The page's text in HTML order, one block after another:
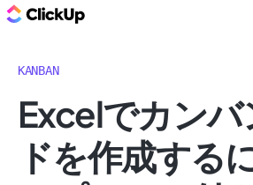
KANBAN
Excelでカンバ
ドを作成する